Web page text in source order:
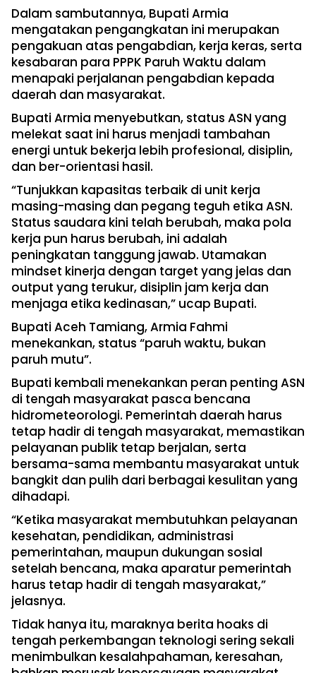
Dalam sambutannya, Bupati Armia
mengatakan pengangkatan ini merupakan
pengakuan atas pengabdian, kerja keras, serta
kesabaran para PPPK Paruh Waktu dalam
menapaki perjalanan pengabdian kepada
daerah dan masyarakat.
Bupati Armia menyebutkan, status ASN yang
melekat saat ini harus menjadi tambahan
energi untuk bekerja lebih profesional, disiplin,
dan ber-orientasi hasil.
“Tunjukkan kapasitas terbaik di unit kerja
masing-masing dan pegang teguh etika ASN.
Status saudara kini telah berubah, maka pola
kerja pun harus berubah, ini adalah
peningkatan tanggung jawab. Utamakan
mindset kinerja dengan target yang jelas dan
output yang terukur, disiplin jam kerja dan
menjaga etika kedinasan,” ucap Bupati.
Bupati Aceh Tamiang, Armia Fahmi
menekankan, status “paruh waktu, bukan
paruh mutu”.
Bupati kembali menekankan peran penting ASN
di tengah masyarakat pasca bencana
hidrometeorologi. Pemerintah daerah harus
tetap hadir di tengah masyarakat, memastikan
pelayanan publik tetap berjalan, serta
bersama-sama membantu masyarakat untuk
bangkit dan pulih dari berbagai kesulitan yang
dihadapi.
“Ketika masyarakat membutuhkan pelayanan
kesehatan, pendidikan, administrasi
pemerintahan, maupun dukungan sosial
setelah bencana, maka aparatur pemerintah
harus tetap hadir di tengah masyarakat,”
jelasnya.
Tidak hanya itu, maraknya berita hoaks di
tengah perkembangan teknologi sering sekali
menimbulkan kesalahpahaman, keresahan,